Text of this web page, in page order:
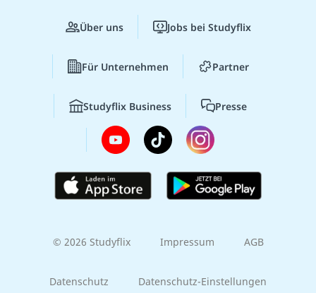
Über uns Jobs bei Studyflix
Für Unternehmen Partner
Studyflix Business Presse
© 2026 Studyflix Impressum AGB
Datenschutz Datenschutz-Einstellungen